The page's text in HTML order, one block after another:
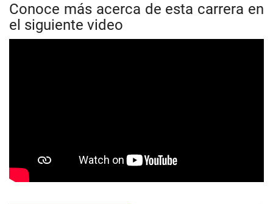
Conoce más acerca de esta carrera en
el siguiente video